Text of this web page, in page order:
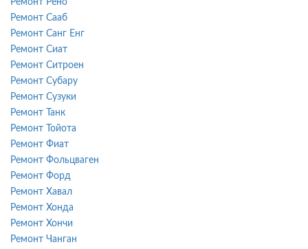
Ремонт Сааб
Ремонт Санг Енг
Ремонт Сиат
Ремонт Ситроен
Ремонт Субару
Ремонт Сузуки
Ремонт Танк
Ремонт Тойота
Ремонт Фиат
Ремонт Фольцваген
Ремонт Форд
Ремонт Хавал
Ремонт Хонда
Ремонт Хончи
Ремонт Чанган